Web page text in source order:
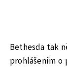
Bethesda tak
prohlášením o